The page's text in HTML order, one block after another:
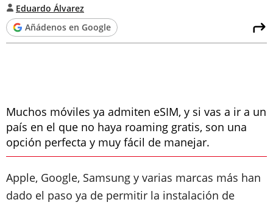
Eduardo Álvarez
Añádenos en Google
Muchos móviles ya admiten eSIM, y si vas a ir a un
país en el que no haya roaming gratis, son una
opción perfecta y muy fácil de manejar.
Apple, Google, Samsung y varias marcas más han
dado el paso ya de permitir la instalación de